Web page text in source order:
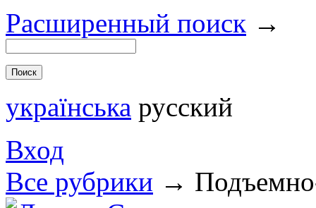
Расширенный поиск →
українська русский
Вход
Все рубрики →